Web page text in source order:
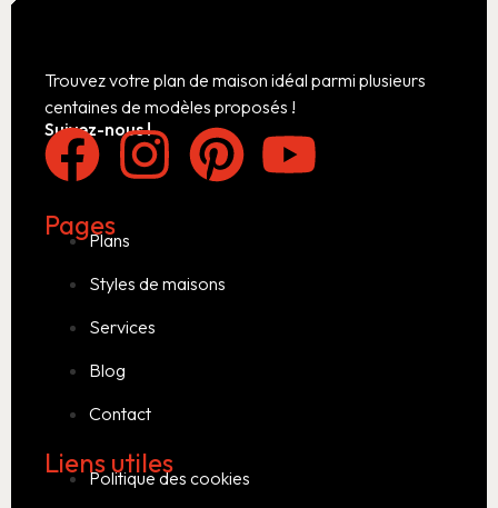
Trouvez votre plan de maison idéal parmi plusieurs
centaines de modèles proposés !
Suivez-nous !
Pages
Plans
Styles de maisons
Services
Blog
Contact
Liens utiles
Politique des cookies